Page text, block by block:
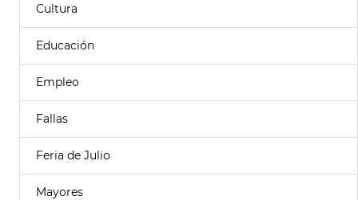
Cultura
Educación
Empleo
Fallas
Feria de Julio
Mayores